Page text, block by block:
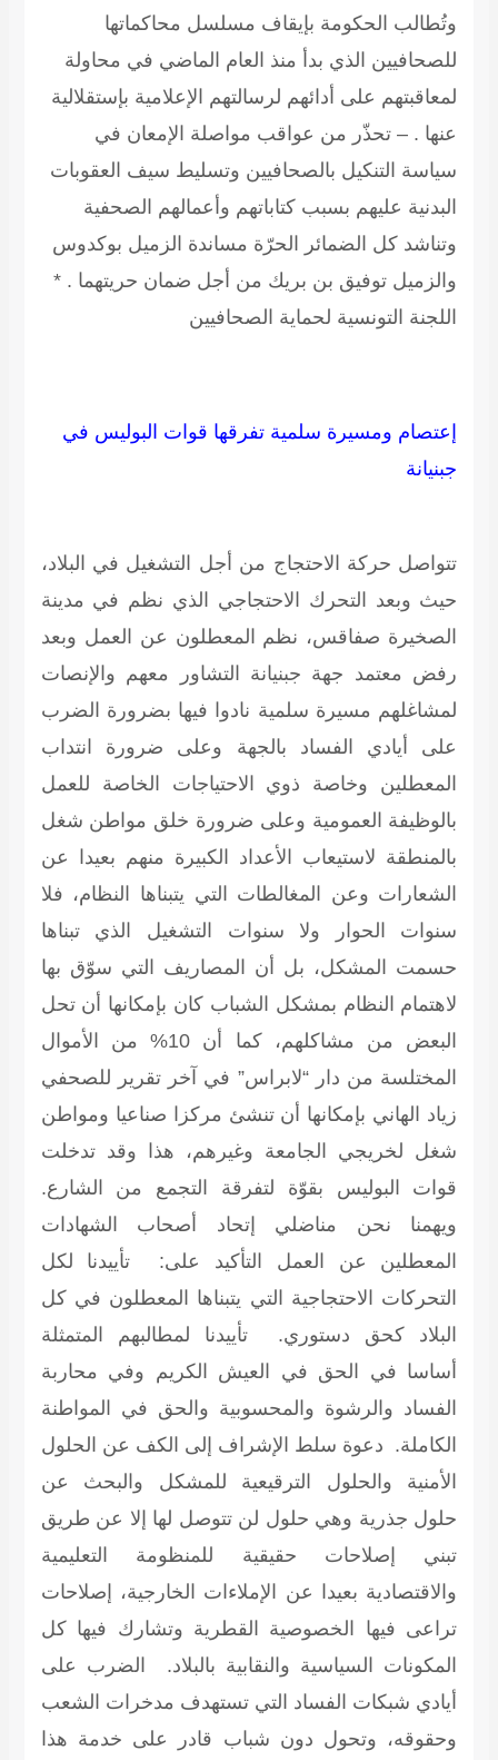
وتُطالب الحكومة بإيقاف مسلسل محاكماتها
للصحافيين الذي بدأ منذ العام الماضي في محاولة
لمعاقبتهم على أدائهم لرسالتهم الإعلامية بإستقلالية
عنها . – تحذّر من عواقب مواصلة الإمعان في
سياسة التنكيل بالصحافيين وتسليط سيف العقوبات
البدنية عليهم بسبب كتاباتهم وأعمالهم الصحفية
وتناشد كل الضمائر الحرّة مساندة الزميل بوكدوس
والزميل توفيق بن بريك من أجل ضمان حريتهما . *
اللجنة التونسية لحماية الصحافيين
إعتصام ومسيرة سلمية تفرقها قوات البوليس في
جبنيانة
تتواصل حركة الاحتجاج من أجل التشغيل في البلاد،
حيث وبعد التحرك الاحتجاجي الذي نظم في مدينة
الصخيرة صفاقس، نظم المعطلون عن العمل وبعد
رفض معتمد جهة جبنيانة التشاور معهم والإنصات
لمشاغلهم مسيرة سلمية نادوا فيها بضرورة الضرب
على أيادي الفساد بالجهة وعلى ضرورة انتداب
المعطلين وخاصة ذوي الاحتياجات الخاصة للعمل
بالوظيفة العمومية وعلى ضرورة خلق مواطن شغل
بالمنطقة لاستيعاب الأعداد الكبيرة منهم بعيدا عن
الشعارات وعن المغالطات التي يتبناها النظام، فلا
سنوات الحوار ولا سنوات التشغيل الذي تبناها
حسمت المشكل، بل أن المصاريف التي سوّق بها
لاهتمام النظام بمشكل الشباب كان بإمكانها أن تحل
البعض من مشاكلهم، كما أن 10% من الأموال
المختلسة من دار “لابراس” في آخر تقرير للصحفي
زياد الهاني بإمكانها أن تنشئ مركزا صناعيا ومواطن
شغل لخريجي الجامعة وغيرهم، هذا وقد تدخلت
قوات البوليس بقوّة لتفرقة التجمع من الشارع.
ويهمنا نحن مناضلي إتحاد أصحاب الشهادات
المعطلين عن العمل التأكيد على: تأييدنا لكل
التحركات الاحتجاجية التي يتبناها المعطلون في كل
البلاد كحق دستوري. تأييدنا لمطالبهم المتمثلة
أساسا في الحق في العيش الكريم وفي محاربة
الفساد والرشوة والمحسوبية والحق في المواطنة
الكاملة. دعوة سلط الإشراف إلى الكف عن الحلول
الأمنية والحلول الترقيعية للمشكل والبحث عن
حلول جذرية وهي حلول لن تتوصل لها إلا عن طريق
تبني إصلاحات حقيقية للمنظومة التعليمية
والاقتصادية بعيدا عن الإملاءات الخارجية، إصلاحات
تراعى فيها الخصوصية القطرية وتشارك فيها كل
المكونات السياسية والنقابية بالبلاد. الضرب على
أيادي شبكات الفساد التي تستهدف مدخرات الشعب
وحقوقه، وتحول دون شباب قادر على خدمة هذا